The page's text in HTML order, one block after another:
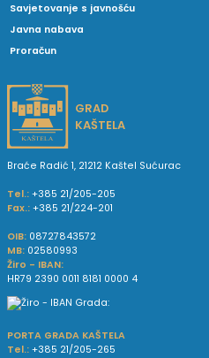
Savjetovanje s javnošću
Javna nabava
Proračun
GRAD
KAŠTELA
Braće Radić 1, 21212 Kaštel Sućurac
Tel.: +385 21/205-205
Fax.: +385 21/224-201
OIB: 08727843572
MB: 02580993
Žiro - IBAN:
HR79 2390 0011 8181 0000 4
PORTA GRADA KAŠTELA
Tel.: +385 21/205-265